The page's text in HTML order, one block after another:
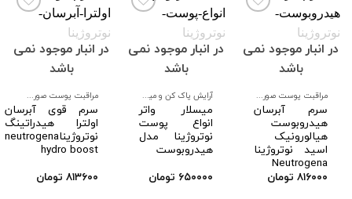
افزودن
ها
در انبار موجود نمی
باشد
مراقبت پوست صورت و بدن
سرم آبرسان
هیدروبوست
هیالورونیک
اسید نوتروژینا
Neutrogena
۸۱۶۰۰۰ تومان
افزودن
ها
در انبار موجود نمی
باشد
آرایش پاک کن و میسیلار واتر صورت
میسلار واتر
انواع پوست
نوتروژینا مدل
هیدروبوست
۶۵۰۰۰۰ تومان
افزودن
ها
در انبار موجود نمی
باشد
مراقبت پوست صورت و بدن
سرم قوی آبرسان
اولترا هیدراتینگ
نوتروژیناneutrogena
hydro boost
۸۱۳۶۰۰ تومان